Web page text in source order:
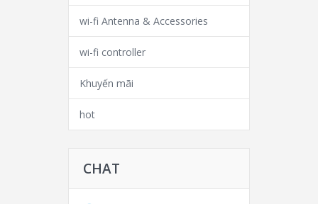
wi-fi Antenna & Accessories
wi-fi controller
Khuyến mãi
hot
CHAT